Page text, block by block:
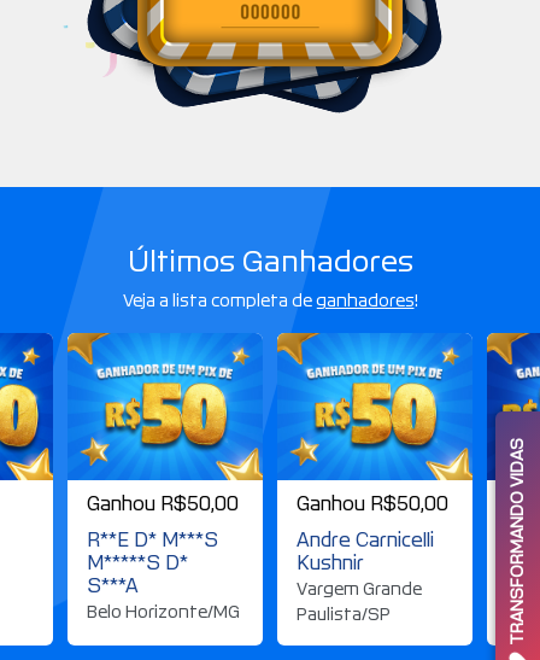
Últimos Ganhadores
Veja a lista completa deganhadores!
Ganhou R$50,00
R**E D* M***S
M*****S D*
S***A
Belo Horizonte/MG
Ganhou R$50,00
Andre Carnicelli
Kushnir
Vargem Grande
Paulista/SP
TRANSFORMANDO VIDAS